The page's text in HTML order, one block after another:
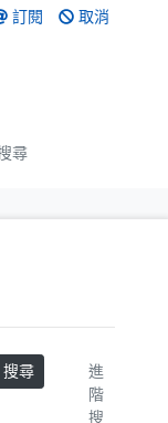
訂閱 取消
尋
搜尋
進
階
搜